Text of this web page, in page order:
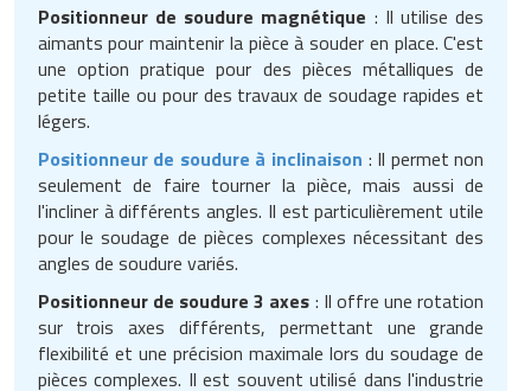
Positionneur de soudure magnétique : Il utilise des
aimants pour maintenir la pièce à souder en place. C'est
une option pratique pour des pièces métalliques de
petite taille ou pour des travaux de soudage rapides et
légers.
Positionneur de soudure à inclinaison : Il permet non
seulement de faire tourner la pièce, mais aussi de
l'incliner à différents angles. Il est particulièrement utile
pour le soudage de pièces complexes nécessitant des
angles de soudure variés.
Positionneur de soudure 3 axes : Il offre une rotation
sur trois axes différents, permettant une grande
flexibilité et une précision maximale lors du soudage de
pièces complexes. Il est souvent utilisé dans l'industrie